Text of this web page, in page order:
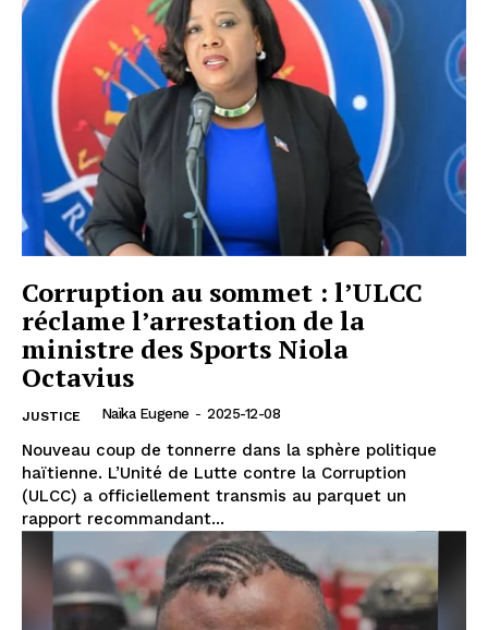
Corruption au sommet : l’ULCC
réclame l’arrestation de la
ministre des Sports Niola
Octavius
JUSTICE Naïka Eugene - 2025-12-08
Nouveau coup de tonnerre dans la sphère politique
haïtienne. L’Unité de Lutte contre la Corruption
(ULCC) a officiellement transmis au parquet un
rapport recommandant...